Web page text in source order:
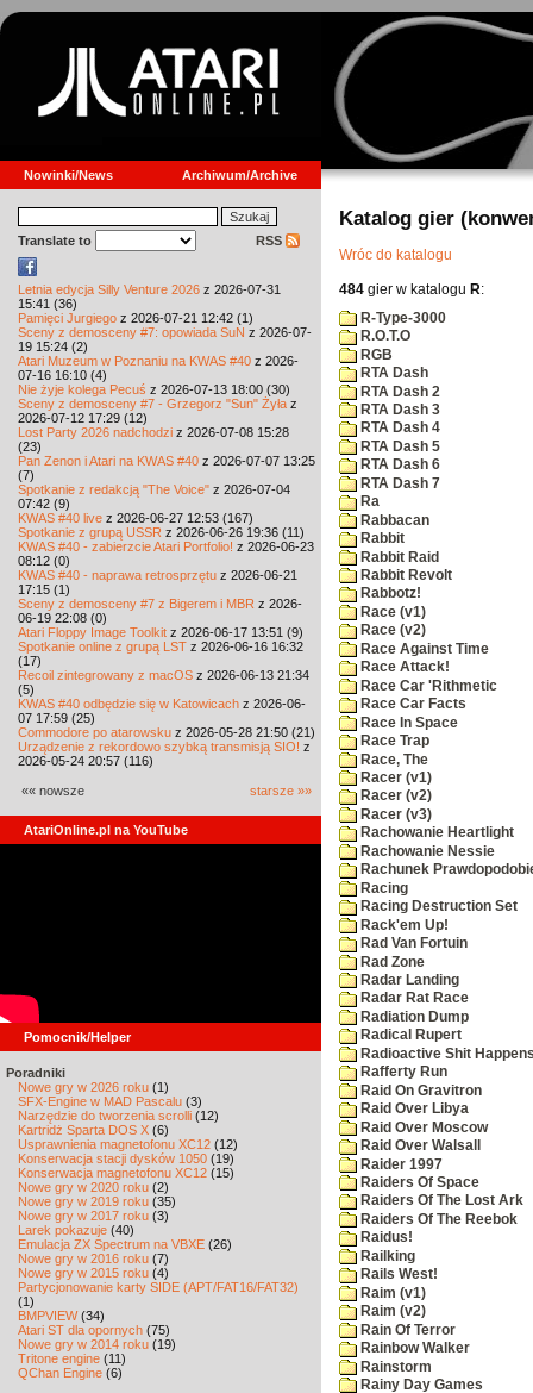
Nowinki/News Archiwum/Archive
Translate to RSS
Letnia edycja Silly Venture 2026 z 2026-07-31
15:41 (36)
Pamięci Jurgiego z 2026-07-21 12:42 (1)
Sceny z demosceny #7: opowiada SuN z 2026-07-
19 15:24 (2)
Atari Muzeum w Poznaniu na KWAS #40 z 2026-
07-16 16:10 (4)
Nie żyje kolega Pecuś z 2026-07-13 18:00 (30)
Sceny z demosceny #7 - Grzegorz "Sun" Żyła z
2026-07-12 17:29 (12)
Lost Party 2026 nadchodzi z 2026-07-08 15:28
(23)
Pan Zenon i Atari na KWAS #40 z 2026-07-07 13:25
(7)
Spotkanie z redakcją "The Voice" z 2026-07-04
07:42 (9)
KWAS #40 live z 2026-06-27 12:53 (167)
Spotkanie z grupą USSR z 2026-06-26 19:36 (11)
KWAS #40 - zabierzcie Atari Portfolio! z 2026-06-23
08:12 (0)
KWAS #40 - naprawa retrosprzętu z 2026-06-21
17:15 (1)
Sceny z demosceny #7 z Bigerem i MBR z 2026-
06-19 22:08 (0)
Atari Floppy Image Toolkit z 2026-06-17 13:51 (9)
Spotkanie online z grupą LST z 2026-06-16 16:32
(17)
Recoil zintegrowany z macOS z 2026-06-13 21:34
(5)
KWAS #40 odbędzie się w Katowicach z 2026-06-
07 17:59 (25)
Commodore po atarowsku z 2026-05-28 21:50 (21)
Urządzenie z rekordowo szybką transmisją SIO! z
2026-05-24 20:57 (116)
«« nowsze starsze »»
AtariOnline.pl na YouTube
Pomocnik/Helper
Poradniki
Nowe gry w 2026 roku (1)
SFX-Engine w MAD Pascalu (3)
Narzędzie do tworzenia scrolli (12)
Kartridż Sparta DOS X (6)
Usprawnienia magnetofonu XC12 (12)
Konserwacja stacji dysków 1050 (19)
Konserwacja magnetofonu XC12 (15)
Nowe gry w 2020 roku (2)
Nowe gry w 2019 roku (35)
Nowe gry w 2017 roku (3)
Larek pokazuje (40)
Emulacja ZX Spectrum na VBXE (26)
Nowe gry w 2016 roku (7)
Nowe gry w 2015 roku (4)
Partycjonowanie karty SIDE (APT/FAT16/FAT32)
(1)
BMPVIEW(34)
Atari ST dla opornych (75)
Nowe gry w 2014 roku (19)
Tritone engine (11)
QChan Engine (6)
Katalog gier
Wróc do katalogu
484 gier w katalogu R:
R-Type-3000
R.O.T.O
RGB
RTA Dash
RTA Dash 2
RTA Dash 3
RTA Dash 4
RTA Dash 5
RTA Dash 6
RTA Dash 7
Ra
Rabbacan
Rabbit
Rabbit Raid
Rabbit Revolt
Rabbotz!
Race (v1)
Race (v2)
Race Against Time
Race Attack!
Race Car 'Rithmetic
Race Car Facts
Race In Space
Race Trap
Race, The
Racer (v1)
Racer (v2)
Racer (v3)
Rachowanie Heartlight
Rachowanie Nessie
Rachunek
Racing
Racing Destruction Set
Rack'em Up!
Rad Van Fortuin
Rad Zone
Radar Landing
Radar Rat Race
Radiation Dump
Radical Rupert
Radioactive Shit
Rafferty Run
Raid On Gravitron
Raid Over Libya
Raid Over Moscow
Raid Over Walsall
Raider 1997
Raiders Of Space
Raiders Of The Lost Ark
Raiders Of The Reebok
Raidus!
Railking
Rails West!
Raim (v1)
Raim (v2)
Rain Of Terror
Rainbow Walker
Rainstorm
Rainy Day Games